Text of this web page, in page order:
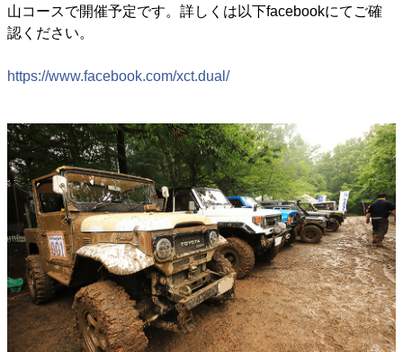
山コースで開催予定です。詳しくは以下facebookにてご確
認ください。
https://www.facebook.com/xct.dual/